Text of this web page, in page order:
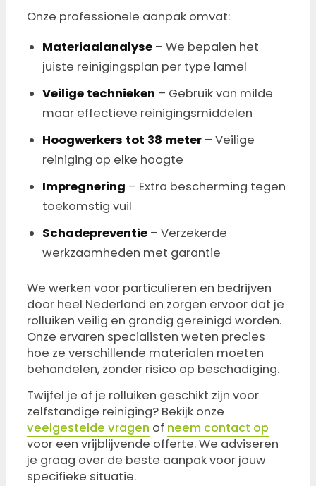
Onze professionele aanpak omvat:
Materiaalanalyse – We bepalen het
juiste reinigingsplan per type lamel
Veilige technieken – Gebruik van milde
maar effectieve reinigingsmiddelen
Hoogwerkers tot 38 meter – Veilige
reiniging op elke hoogte
Impregnering – Extra bescherming tegen
toekomstig vuil
Schadepreventie – Verzekerde
werkzaamheden met garantie
We werken voor particulieren en bedrijven
door heel Nederland en zorgen ervoor dat je
rolluiken veilig en grondig gereinigd worden.
Onze ervaren specialisten weten precies
hoe ze verschillende materialen moeten
behandelen, zonder risico op beschadiging.
Twijfel je of je rolluiken geschikt zijn voor
zelfstandige reiniging? Bekijk onze
veelgestelde vragen of neem contact op
voor een vrijblijvende offerte. We adviseren
je graag over de beste aanpak voor jouw
specifieke situatie.